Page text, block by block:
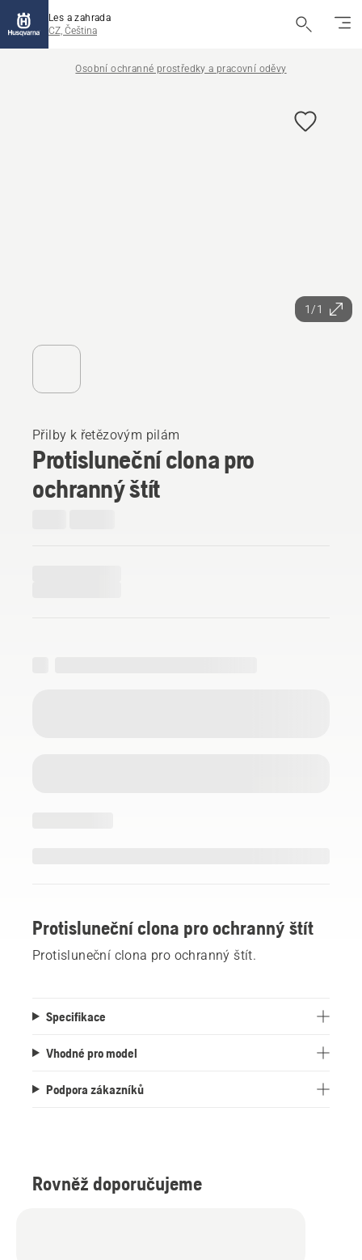
Les a zahrada
CZ, Čeština
Osobní ochranné prostředky a pracovní oděvy
1/1
Přilby k řetězovým pilám
Protisluneční clona pro
ochranný štít
Protisluneční clona pro ochranný štít
Protisluneční clona pro ochranný štít.
Specifikace
Vhodné pro model
Podpora zákazníků
Rovněž doporučujeme